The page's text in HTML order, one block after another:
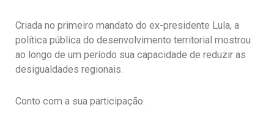
Criada no primeiro mandato do ex-presidente Lula, a
política pública do desenvolvimento territorial mostrou
ao longo de um período sua capacidade de reduzir as
desigualdades regionais.
Conto com a sua participação.